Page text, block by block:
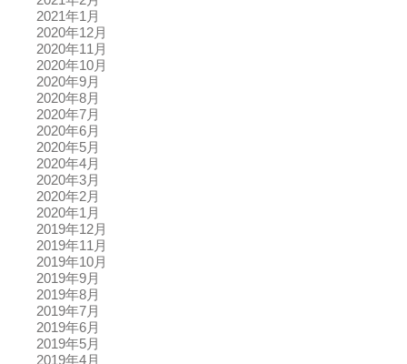
2021年1月
2020年12月
2020年11月
2020年10月
2020年9月
2020年8月
2020年7月
2020年6月
2020年5月
2020年4月
2020年3月
2020年2月
2020年1月
2019年12月
2019年11月
2019年10月
2019年9月
2019年8月
2019年7月
2019年6月
2019年5月
2019年4月